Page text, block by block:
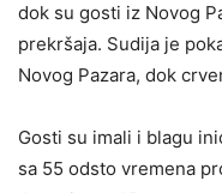
dok su gosti iz Novog
prekršaja. Sudija je
Novog Pazara, dok
Gosti su imali i blagu
sa 55 odsto vremena